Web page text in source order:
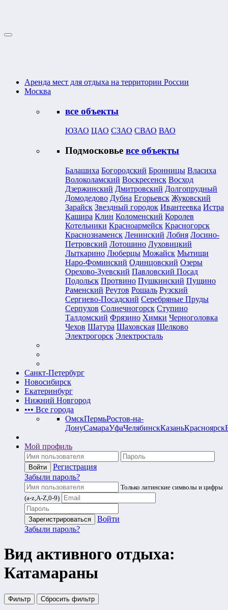
Аренда мест для отдыха на территории России
Москва
все объекты
ЮЗАО ЦАО СЗАО СВАО ВАО
Подмосковье все объекты
Балашиха Богородский Бронницы Власиха
Волоколамский Воскресенск Восход
Дзержинский Дмитровский Долгопрудный
Домодедово Дубна Егорьевск Жуковский
Зарайск Звездный городок Ивантеевка Истра
Кашира Клин Коломенский Королев
Котельники Красноармейск Красногорск
Краснознаменск Ленинский Лобня Лосино-
Петровский Лотошино Луховицкий
Лыткарино Люберцы Можайск Мытищи
Наро-Фоминский Одинцовский Озеры
Орехово-Зуевский Павловский Посад
Подольск Протвино Пушкинский Пущино
Раменский Реутов Рошаль Рузский
Сергиево-Посадский Серебряные Пруды
Серпухов Солнечногорск Ступино
Талдомский Фрязино Химки Черноголовка
Чехов Шатура Шаховская Щелково
Электрогорск Электросталь
Санкт-Петербург
Новосибирск
Екатеринбург
Нижний Новгород
••• Все города
ОмскПермьРостов-на-
ДонуСамараУфаЧелябинскКазаньКрасноярск
Мой профиль
Регистрация
Забыли пароль?
Только латинские символы и цифры
(a-z,A-Z,0-9)
Войти
Забыли пароль?
Вид активного отдыха:
Катамараны
Фильтр Cбросить фильтр